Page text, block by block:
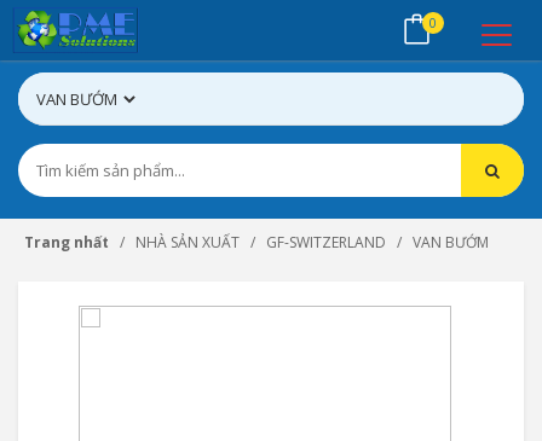
0
Trang nhất NHÀ SẢN XUẤT GF-SWITZERLAND VAN BƯỚM